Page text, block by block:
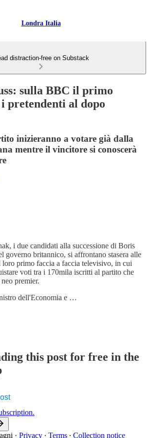
Londra Italia
distraction-free on Substack
sulla BBC il primo
pretendenti al dopo
inizieranno a votare già dalla
mentre il vincitore si conoscerà
i due candidati alla successione di Boris
governo britannico, si affrontano stasera alle
primo faccia a faccia televisivo, in cui
voti tra i 170mila iscritti al partito che
premier.
dell'Economia e …
this post for free in the
· Privacy ∙ Terms ∙ Collection notice